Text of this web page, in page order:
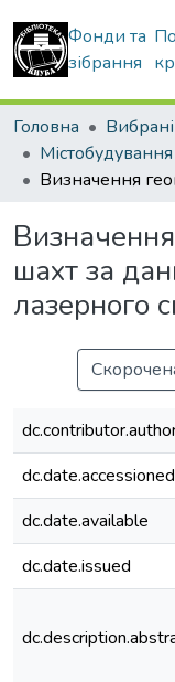
Фонди та
зібрання
Головна
Визначення
шахт за
лазерного
dc.date.accessioned
dc.date.available
dc.date.issued